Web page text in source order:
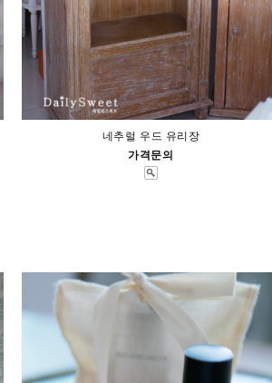
네추럴 우드 유리장
가격문의